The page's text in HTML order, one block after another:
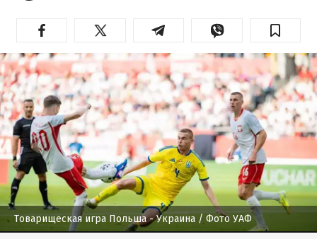
Товарищеская игра Польша - Украина / Фото УАФ